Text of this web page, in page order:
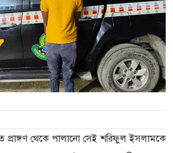
থেকে পালানো সেই শরিফুল ইসলামকে